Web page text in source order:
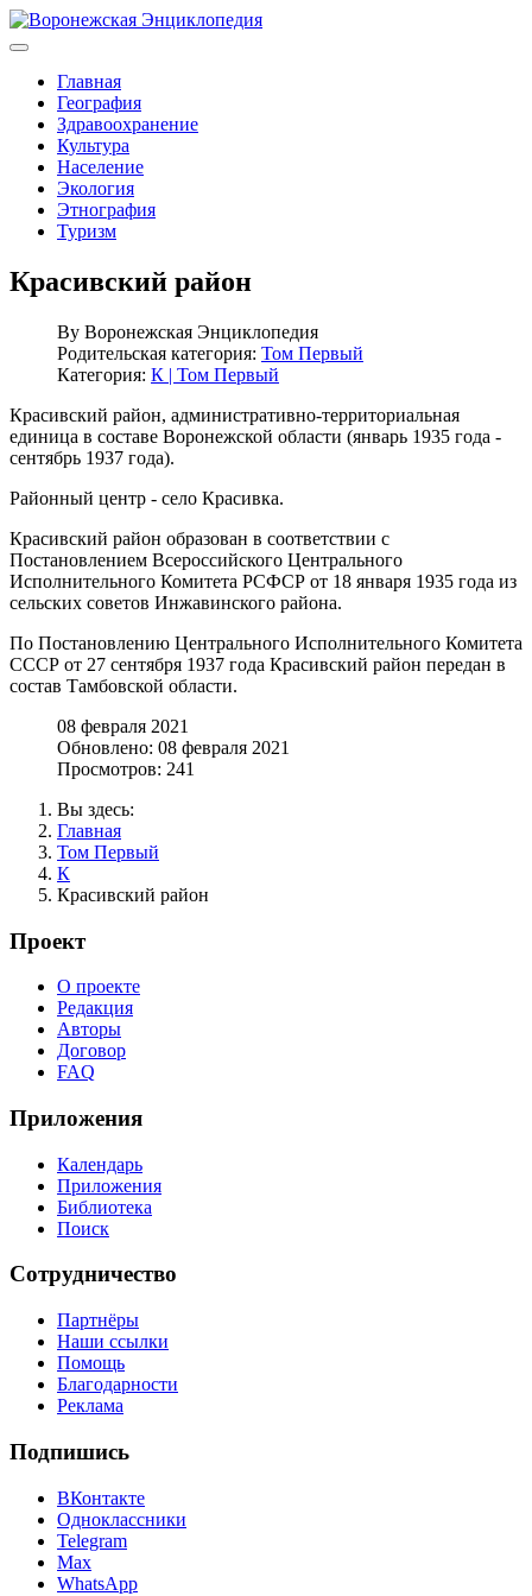
Главная
География
Здравоохранение
Культура
Население
Экология
Этнография
Туризм
Красивский район
By Воронежская Энциклопедия
Родительская категория: Том Первый
Категория: К | Том Первый
Красивский район, административно-территориальная
единица в составе Воронежской области (январь 1935 года -
сентябрь 1937 года).
Районный центр - село Красивка.
Красивский район образован в соответствии с
Постановлением Всероссийского Центрального
Исполнительного Комитета РСФСР от 18 января 1935 года из
сельских советов Инжавинского района.
По Постановлению Центрального Исполнительного Комитета
СССР от 27 сентября 1937 года Красивский район передан в
состав Тамбовской области.
08 февраля 2021
Обновлено: 08 февраля 2021
Просмотров: 241
Вы здесь:
Главная
Том Первый
К
Красивский район
Проект
О проекте
Редакция
Авторы
Договор
FAQ
Приложения
Календарь
Приложения
Библиотека
Поиск
Сотрудничество
Партнёры
Наши ссылки
Помощь
Благодарности
Реклама
Подпишись
ВКонтакте
Одноклассники
Telegram
Max
WhatsApp